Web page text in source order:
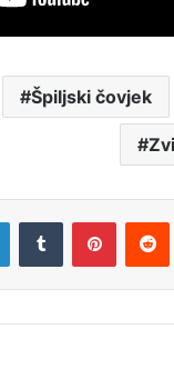
Špiljski čovjek
LinkedInTumblr Pinterest